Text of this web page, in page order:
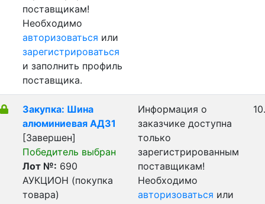
поставщикам!
Необходимо
авторизоваться или
зарегистрироваться
и заполнить профиль
поставщика.
Закупка: Шина
алюминиевая АД31
[Завершен]
Победитель выбран
Лот №: 690
АУКЦИОН (покупка
товара)
Информация о
заказчике доступна
только
зарегистрированным
поставщикам!
Необходимо
авторизоваться или